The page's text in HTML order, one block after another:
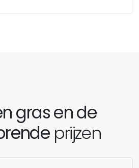
gras en de
prijzen